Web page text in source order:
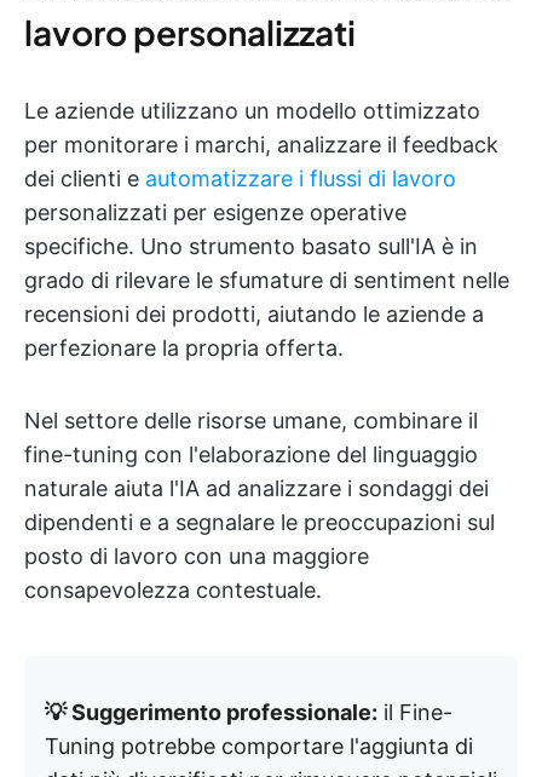
lavoro personalizzati
Le aziende utilizzano un modello ottimizzato
per monitorare i marchi, analizzare il feedback
dei clienti e automatizzare i flussi di lavoro
personalizzati per esigenze operative
specifiche. Uno strumento basato sull'IA è in
grado di rilevare le sfumature di sentiment nelle
recensioni dei prodotti, aiutando le aziende a
perfezionare la propria offerta.
Nel settore delle risorse umane, combinare il
fine-tuning con l'elaborazione del linguaggio
naturale aiuta l'IA ad analizzare i sondaggi dei
dipendenti e a segnalare le preoccupazioni sul
posto di lavoro con una maggiore
consapevolezza contestuale.
💡 Suggerimento professionale: il Fine-
Tuning potrebbe comportare l'aggiunta di